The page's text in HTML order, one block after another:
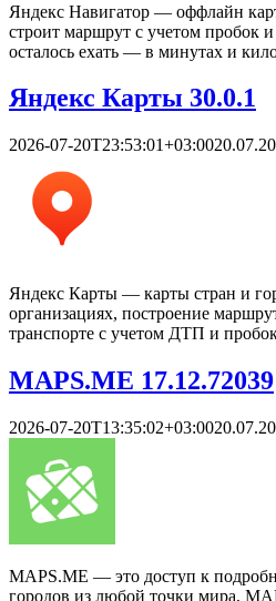
Яндекс Навигатор — оффлайн
строит маршрут с учетом пробок
осталось ехать — в минутах и
Яндекс Карты 30.0.1
2026-07-20T23:53:01+03:00
Яндекс Карты — карты стран и
организациях, построение
транспорте с учетом ДТП и
MAPS.ME 17.12.72039
2026-07-20T13:35:02+03:00
MAPS.ME — это доступ к
городов из любой точки мира,